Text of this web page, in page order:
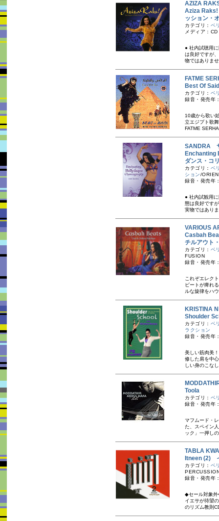
AZIZA
Aziza
ッション・
カテゴリ： ベ
メディア：CD
● 社内試聴用
は良好ですが
物ではありま
FATME
Best Of
カテゴリ： ベ
録音・発売年
10歳から歌い
立エジプト歌
FATME
SANDRA
Enchanting
ダンス・コ
カテゴリ： ベ
ション/
録音・発売年
● 社内試観用
態は良好です
実物ではあり
VARIOUS
Casbah
チルアウト
カテゴリ： ベ
FUSION
録音・発売年
これぞエレク
ビートが痺れ
ルな旋律をハ
KRISTINA
Shoulder
カテゴリ： ベ
ラクション
録音・発売年
美しい筋肉美
修した肩を中
しい身のこな
Toola
カテゴリ： ベ
録音・発売年
マフムード・
た、スペイン
ック」一押し
TABLA
Itneen (2)
カテゴリ： ベ
録音・発売年
◆セール対象外
イエサが待望
のリズム教則